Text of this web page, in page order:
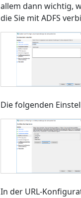
allem dann wichtig,
die Sie mit ADFS
Die folgenden
In der URL-